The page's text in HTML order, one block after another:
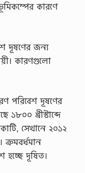
কারণে
দূষণের জন্য
কারণগুলো
পরিবেশ দূষণের
খ্রীস্টাব্দে
সেখানে ২০১২
ক্রমবর্ধমান
হচ্ছে দূষিত।